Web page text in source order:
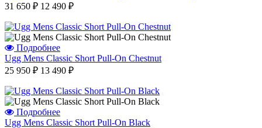
31 650 ₽ 12 490 ₽
Подробнее
Ugg Mens Classic Short Pull-On Chestnut
25 950 ₽ 13 490 ₽
Подробнее
Ugg Mens Classic Short Pull-On Black